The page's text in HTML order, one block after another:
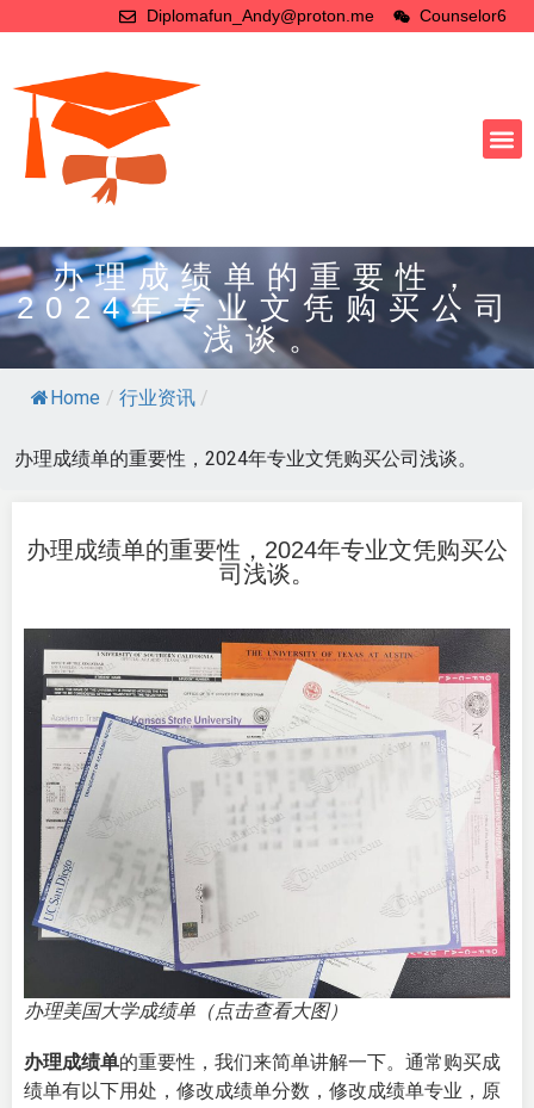
Diplomafun_Andy@proton.me Counselor6
办理成绩单的重要性，
2024年专业文凭购买公司
浅谈。
Home / 行业资讯 /
办理成绩单的重要性，2024年专业文凭购买公司浅谈。
办理成绩单的重要性，2024年专业文凭购买公
司浅谈。
办理美国大学成绩单（点击查看大图）
办理成绩单的重要性，我们来简单讲解一下。通常购买成
绩单有以下用处，修改成绩单分数，修改成绩单专业，原